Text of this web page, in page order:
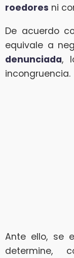
roedores ni
De acuerdo
equivale a
denunciada,
incongruencia.
Ante ello, se
determine,